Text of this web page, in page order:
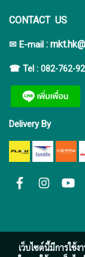
CONTACT US
✉ E-mail :
☎ Tel : 082-762-
Delivery By
เว็บไซต์นี้มีการใช้